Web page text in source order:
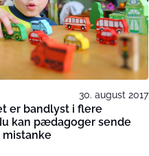
30. august 2017
er bandlyst i flere
kan pædagoger sende
mistanke